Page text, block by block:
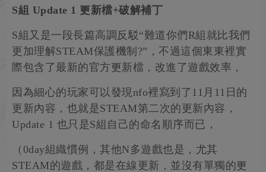
S組 Update 1 更新檔+破解補丁
S組又是一段長篇高調反駁“難道你們R組就比我們
更加理解STEAM保護機制?”，不過這個東東裡實
際包含了最新的官方更新檔，改進了遊戲效率，
因為細心的玩家可以發現nfo裡寫到了11月11日的
更新內容，也就是STEAM第二次的更新內容，
Update 1 也只是S組自己的命名順序而已，
（0day組織慣例，其他N多遊戲也是，尤其
STEAM的遊戲，都是在線更新，並沒有單獨的更